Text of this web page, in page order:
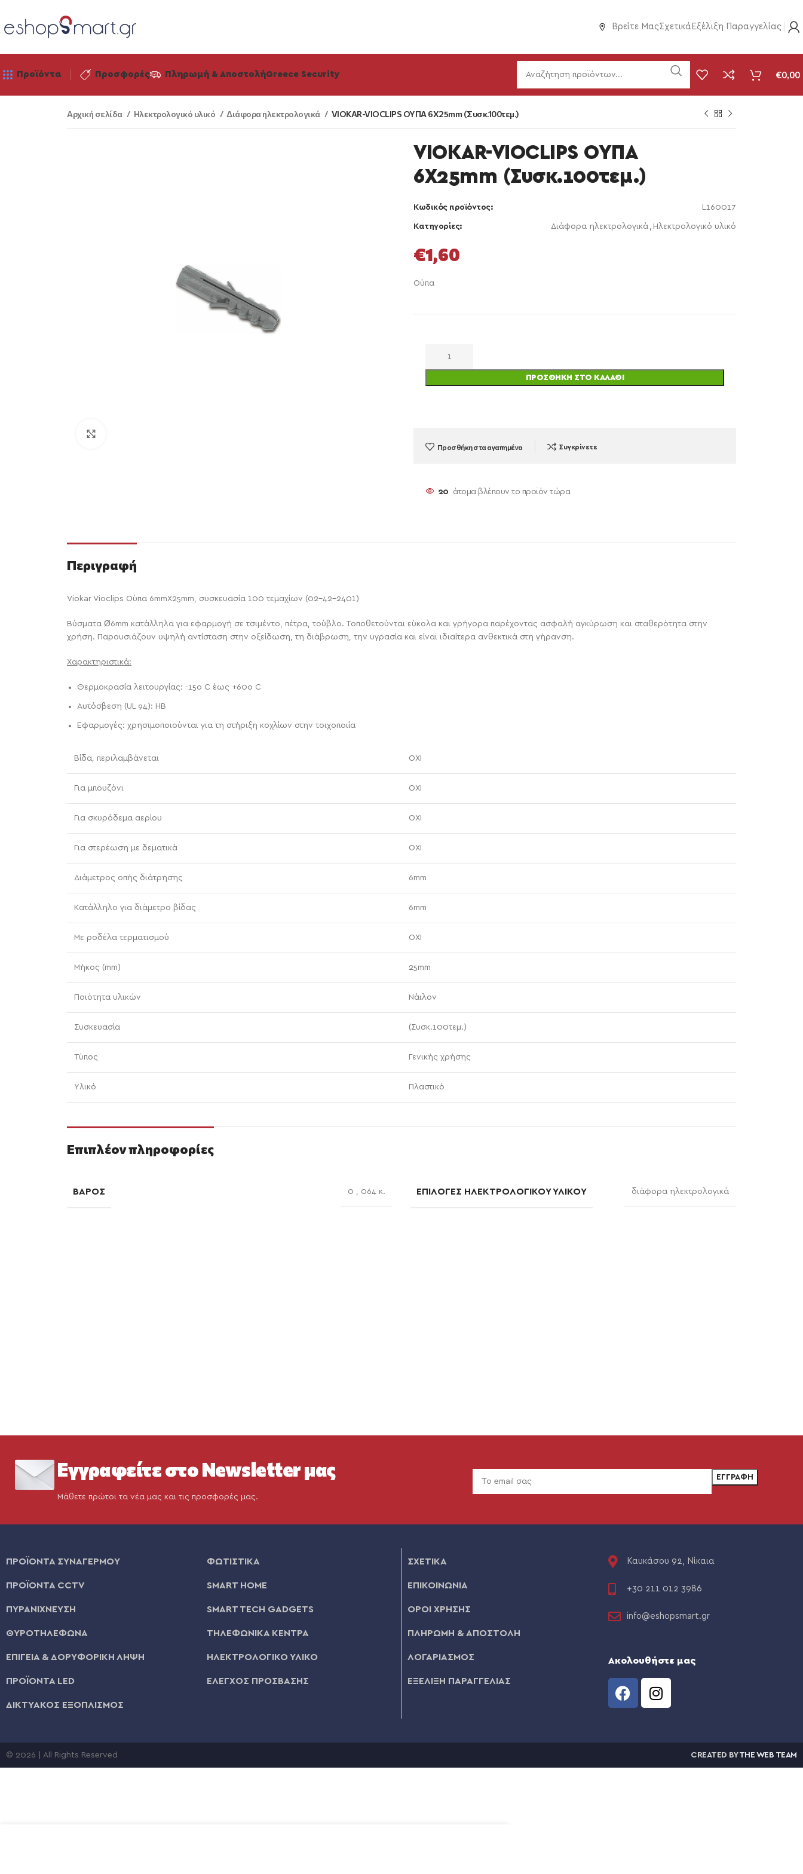
Βρείτε ΜαςΣχετικά Εξέλιξη Παραγγελίας
Προϊόντα Προσφορές Πληρωμή & ΑποστολήGreece Security €0,00
Αρχική σελίδα Ηλεκτρολογικό υλικό Διάφορα ηλεκτρολογικά VIOKAR-VIOCLIPS ΟΥΠΑ 6X25mm (Συσκ.100τεμ.)
VIOKAR-VIOCLIPS ΟΥΠΑ
6X25mm (Συσκ.100τεμ.)
Κωδικός προϊόντος: L160017
Κατηγορίες: Διάφορα ηλεκτρολογικά , Ηλεκτρολογικό υλικό
€1,60
Ούπα
ΠΡΟΣΘΉΚΗ ΣΤΟ ΚΑΛΆΘΙ
Προσθήκη στα αγαπημένα Συγκρίνετε
20 άτομα βλέπουν το προϊόν τώρα
Περιγραφή
Viokar Vioclips Ούπα 6mmX25mm, συσκευασία 100 τεμαχίων (02-42-2401)
Βύσματα Ø6mm κατάλληλα για εφαρμογή σε τσιμέντο, πέτρα, τούβλο. Τοποθετούνται εύκολα και γρήγορα παρέχοντας ασφαλή αγκύρωση και σταθερότητα στην
χρήση. Παρουσιάζουν υψηλή αντίσταση στην οξείδωση, τη διάβρωση, την υγρασία και είναι ιδιαίτερα ανθεκτικά στη γήρανση.
Χαρακτηριστικά:
Θερμοκρασία λειτουργίας: -15ο C έως +60ο C
Αυτόσβεση (UL 94): HB
Εφαρμογές: χρησιμοποιούνται για τη στήριξη κοχλίων στην τοιχοποιία
Βίδα, περιλαμβάνεται ΟΧΙ
Για μπουζόνι ΟΧΙ
Για σκυρόδεμα αερίου ΟΧΙ
Για στερέωση με δεματικά ΟΧΙ
Διάμετρος οπής διάτρησης 6mm
Κατάλληλο για διάμετρο βίδας 6mm
Με ροδέλα τερματισμού ΟΧΙ
Μήκος (mm) 25mm
Ποιότητα υλικών Νάιλον
Συσκευασία (Συσκ.100τεμ.)
Τύπος Γενικής χρήσης
Υλικό Πλαστικό
Επιπλέον πληροφορίες
ΒΆΡΟΣ 0 , 064 κ. ΕΠΙΛΟΓΈΣ ΗΛΕΚΤΡΟΛΟΓΙΚΟΎ ΥΛΙΚΟΎ διάφορα ηλεκτρολογικά
Εγγραφείτε στο Newsletter μας
Μάθετε πρώτοι τα νέα μας και τις προσφορές μας.
ΠΡΟΪΟΝΤΑ ΣΥΝΑΓΕΡΜΟΥ
ΠΡΟΪΟΝΤΑ CCTV
ΠΥΡΑΝΙΧΝΕΥΣΗ
ΘΥΡΟΤΗΛΕΦΩΝΑ
ΕΠΙΓΕΙΑ & ΔΟΡΥΦΟΡΙΚΗ ΛΗΨΗ
ΠΡΟΪΟΝΤΑ LED
ΔΙΚΤΥΑΚΟΣ ΕΞΟΠΛΙΣΜΟΣ
ΦΩΤΙΣΤΙΚΑ
SMART HOME
SMART TECH GADGETS
ΤΗΛΕΦΩΝΙΚΑ ΚΕΝΤΡΑ
ΗΛΕΚΤΡΟΛΟΓΙΚΟ ΥΛΙΚΟ
ΕΛΕΓΧΟΣ ΠΡΟΣΒΑΣΗΣ
ΣΧΕΤΙΚΑ
ΕΠΙΚΟΙΝΩΝΙΑ
ΟΡΟΙ ΧΡΗΣΗΣ
ΠΛΗΡΩΜΗ & ΑΠΟΣΤΟΛΗ
ΛΟΓΑΡΙΑΣΜΟΣ
ΕΞΕΛΙΞΗ ΠΑΡΑΓΓΕΛΙΑΣ
Καυκάσου 92, Νίκαια
+30 211 012 3986
info@eshopsmart.gr
Ακολουθήστε μας
© 2026 | All Rights Reserved CREATED BYTHE WEB TEAM